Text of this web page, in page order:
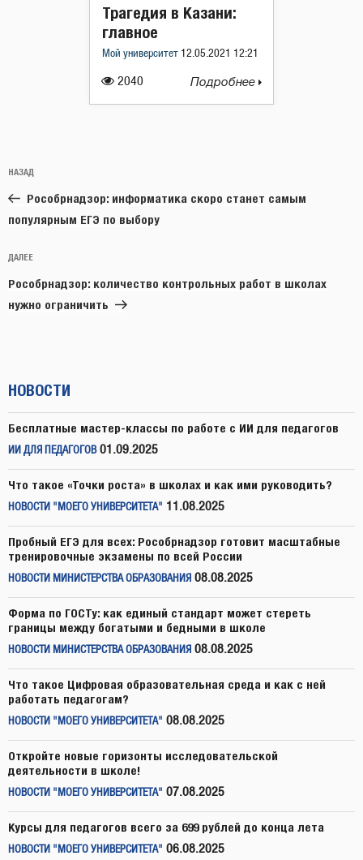
2040
Трагедия в Казани:
главное
Мой университет 12.05.2021 12:21
Подробнее
по
записям
Предыдущая
запись:
НАЗАД
Рособрнадзор: информатика скоро станет самым
популярным ЕГЭ по выбору
Следующая
запись
ДАЛЕЕ
Рособрнадзор: количество контрольных работ в школах
нужно ограничить
НОВОСТИ
Бесплатные мастер-классы по работе с ИИ для педагогов
ИИ ДЛЯ ПЕДАГОГОВ 01.09.2025
Что такое «Точки роста» в школах и как ими руководить?
НОВОСТИ "МОЕГО УНИВЕРСИТЕТА" 11.08.2025
Пробный ЕГЭ для всех: Рособрнадзор готовит масштабные
тренировочные экзамены по всей России
НОВОСТИ МИНИСТЕРСТВА ОБРАЗОВАНИЯ 08.08.2025
Форма по ГОСТу: как единый стандарт может стереть
границы между богатыми и бедными в школе
НОВОСТИ МИНИСТЕРСТВА ОБРАЗОВАНИЯ 08.08.2025
Что такое Цифровая образовательная среда и как с ней
работать педагогам?
НОВОСТИ "МОЕГО УНИВЕРСИТЕТА" 08.08.2025
Откройте новые горизонты исследовательской
деятельности в школе!
НОВОСТИ "МОЕГО УНИВЕРСИТЕТА" 07.08.2025
Курсы для педагогов всего за 699 рублей до конца лета
НОВОСТИ "МОЕГО УНИВЕРСИТЕТА" 06.08.2025